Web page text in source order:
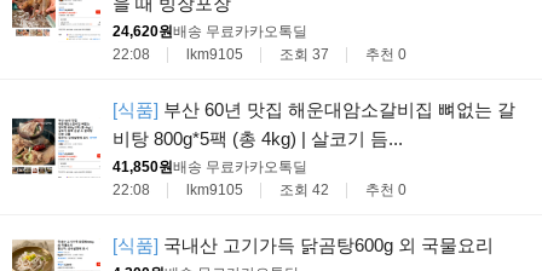
24,620원배송 무료카카오톡딜
22:08
lkm9105 조회 37 추천 0
[식품] 부산 60년 맛집 해운대암소갈비집 뼈없는 갈
비탕 800g*5팩 (총 4kg) | 살코기 듬...
41,850원배송 무료카카오톡딜
22:08
lkm9105 조회 42 추천 0
[식품] 국내산 고기가득 닭곰탕600g 외 국물요리